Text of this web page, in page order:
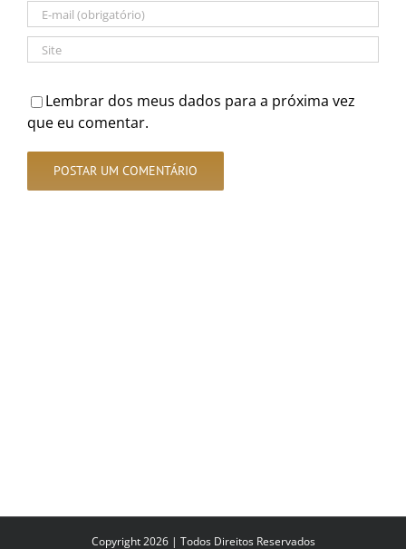
Lembrar dos meus dados para a próxima vez
que eu comentar.
Copyright 2026 | Todos Direitos Reservados